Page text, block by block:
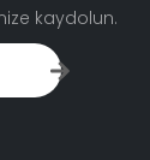
kaydolun.